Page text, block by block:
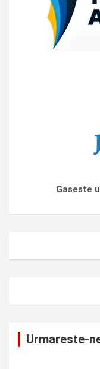
Gaseste
Urmareste-